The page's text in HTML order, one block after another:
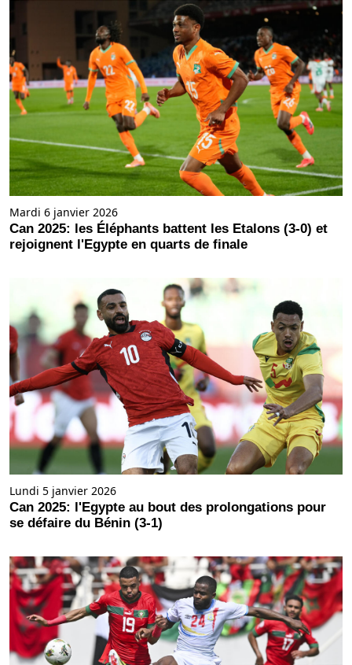
Mardi 6 janvier 2026
Can 2025: les Éléphants battent les Etalons (3-0) et
rejoignent l'Egypte en quarts de finale
Lundi 5 janvier 2026
Can 2025: l'Egypte au bout des prolongations pour
se défaire du Bénin (3-1)